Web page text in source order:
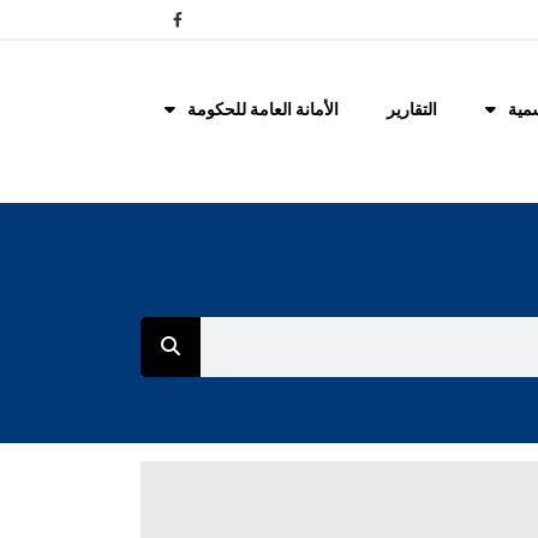
التقارير الأمانة العامة للحكومة